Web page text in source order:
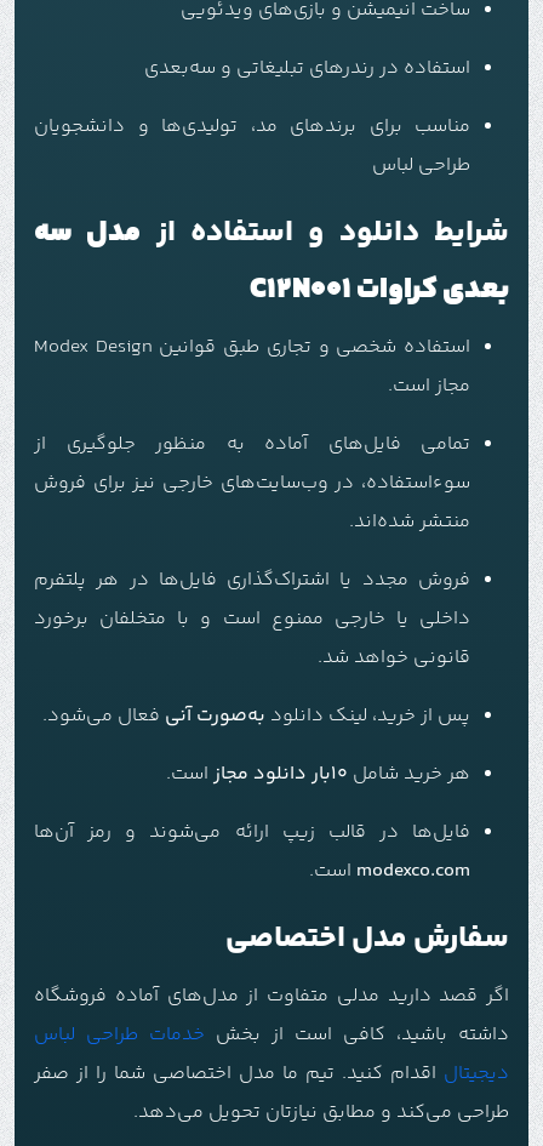
ساخت انیمیشن و بازی‌های ویدئویی
استفاده در رندرهای تبلیغاتی و سه‌بعدی
مناسب برای برندهای مد، تولیدی‌ها و دانشجویان
طراحی لباس
شرایط دانلود و استفاده از مدل سه
بعدی کراوات C12N001
استفاده شخصی و تجاری طبق قوانین Modex Design
مجاز است.
تمامی فایل‌های آماده به منظور جلوگیری از
سوءاستفاده، در وب‌سایت‌های خارجی نیز برای فروش
منتشر شده‌اند.
فروش مجدد یا اشتراک‌گذاری فایل‌ها در هر پلتفرم
داخلی یا خارجی ممنوع است و با متخلفان برخورد
قانونی خواهد شد.
پس از خرید، لینک دانلود به‌صورت آنی فعال می‌شود.
هر خرید شامل 10بار دانلود مجاز
است.
فایل‌ها در قالب زیپ ارائه می‌شوند و رمز آن‌ها
modexco.com است.
سفارش مدل اختصاصی
اگر قصد دارید مدلی متفاوت از مدل‌های آماده فروشگاه
داشته باشید، کافی است از بخش خدمات طراحی لباس
دیجیتال اقدام کنید. تیم ما مدل اختصاصی شما را از صفر
طراحی می‌کند و مطابق نیازتان تحویل می‌دهد.